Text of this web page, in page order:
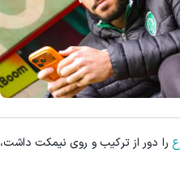
را دور از ترکیب و روی نیمکت داشت،